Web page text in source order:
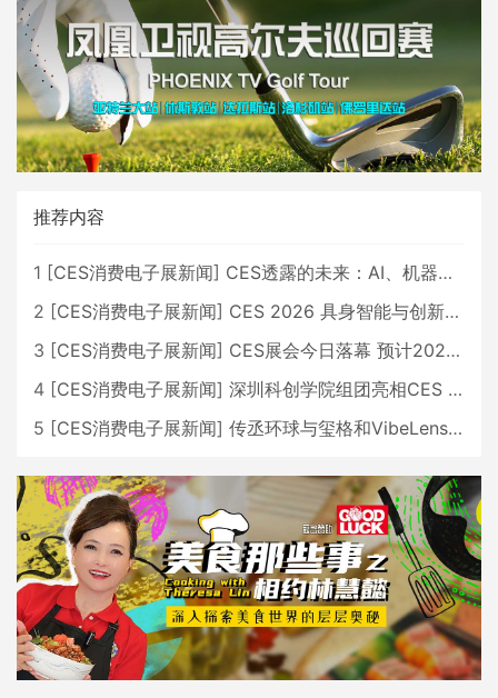
推荐内容
1 [CES消费电子展新闻] CES透露的未来：AI、机器人与智能生活大爆发
2 [CES消费电子展新闻] CES 2026 具身智能与创新领域 中国公司大放异彩
3 [CES消费电子展新闻] CES展会今日落幕 预计2026行业收入将超五千亿美元
4 [CES消费电子展新闻] 深圳科创学院组团亮相CES 广受好评
5 [CES消费电子展新闻] 传丞环球与玺格和VibeLens共同推出全新耳机